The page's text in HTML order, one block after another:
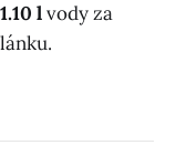
1.10 lvody za